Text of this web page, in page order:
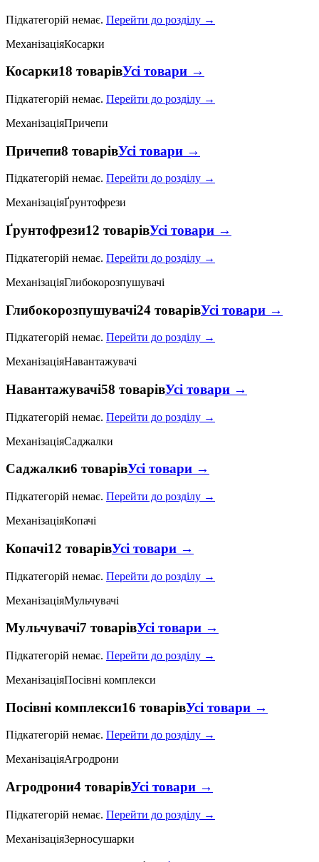
Підкатегорій немає. Перейти до розділу →
МеханізаціяКосарки
Косарки18 товарівУсі товари →
Підкатегорій немає. Перейти до розділу →
МеханізаціяПричепи
Причепи8 товарівУсі товари →
Підкатегорій немає. Перейти до розділу →
МеханізаціяҐрунтофрези
Ґрунтофрези12 товарівУсі товари →
Підкатегорій немає. Перейти до розділу →
МеханізаціяГлибокорозпушувачі
Глибокорозпушувачі24 товарівУсі товари →
Підкатегорій немає. Перейти до розділу →
МеханізаціяНавантажувачі
Навантажувачі58 товарівУсі товари →
Підкатегорій немає. Перейти до розділу →
МеханізаціяСаджалки
Саджалки6 товарівУсі товари →
Підкатегорій немає. Перейти до розділу →
МеханізаціяКопачі
Копачі12 товарівУсі товари →
Підкатегорій немає. Перейти до розділу →
МеханізаціяМульчувачі
Мульчувачі7 товарівУсі товари →
Підкатегорій немає. Перейти до розділу →
МеханізаціяПосівні комплекси
Посівні комплекси16 товарівУсі товари →
Підкатегорій немає. Перейти до розділу →
МеханізаціяАгродрони
Агродрони4 товарівУсі товари →
Підкатегорій немає. Перейти до розділу →
МеханізаціяЗерносушарки